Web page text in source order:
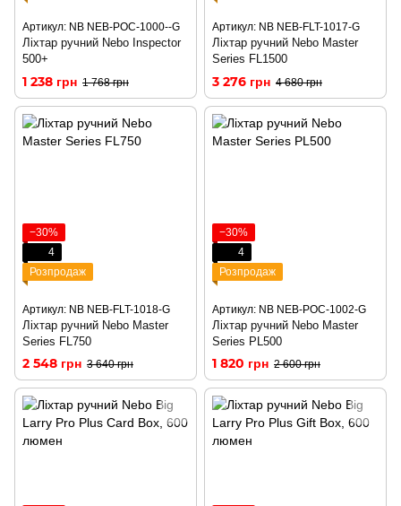
Артикул: NB NEB-POC-1000--G
Ліхтар ручний Nebo Inspector
500+
1 238 грн 1 768 грн
Артикул: NB NEB-FLT-1017-G
Ліхтар ручний Nebo Master
Series FL1500
3 276 грн 4 680 грн
−30%
4
Розпродаж
Артикул: NB NEB-FLT-1018-G
Ліхтар ручний Nebo Master
Series FL750
2 548 грн 3 640 грн
−30%
4
Розпродаж
Артикул: NB NEB-POC-1002-G
Ліхтар ручний Nebo Master
Series PL500
1 820 грн 2 600 грн